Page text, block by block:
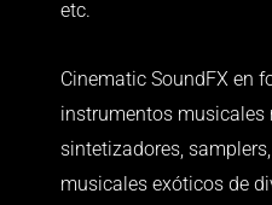
etc.
Cinematic SoundFX en
instrumentos musicales
sintetizadores,
musicales exóticos de